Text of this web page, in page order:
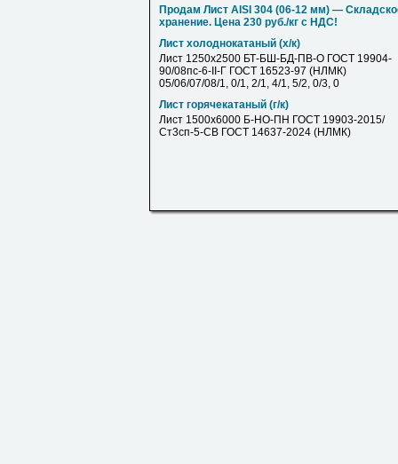
Продам Лист AISI 304 (06-12 мм) —
хранение. Цена 230 руб./кг с НДС!
Лист холоднокатаный (х/к)
Лист 1250х2500 БТ-БШ-БД-ПВ-О ГОСТ 19904-
90/08пс-6-II-Г ГОСТ 16523-97 (НЛМК)
05/06/07/08/1, 0/1, 2/1, 4/1, 5/2, 0/3, 0
Лист горячекатаный (г/к)
Лист 1500х6000 Б-НО-ПН ГОСТ 19903-2015/
Ст3сп-5-СВ ГОСТ 14637-2024 (НЛМК)